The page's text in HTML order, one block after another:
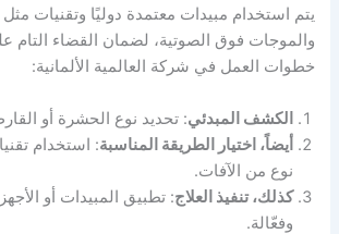
يتم استخدام مبيدات معتمدة دوليًا وتقنيات مثل
والموجات فوق الصوتية، لضمان القضاء التام
خطوات العمل في شركة العالمية الألمانية:
الكشف المبدئي: تحديد نوع الحشرة أو
أيضاً، اختيار الطريقة المناسبة: استخدام
نوع من الآفات.
كذلك، تنفيذ العلاج: تطبيق المبيدات أو
وفعّالة.